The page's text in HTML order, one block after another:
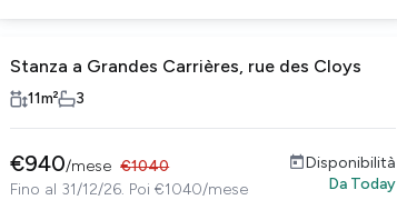
Stanza a Grandes Carrières, rue des Cloys
11m² 3
€940/mese €1040
Fino al 31/12/26. Poi €1040/mese
Disponibilità
Da Today